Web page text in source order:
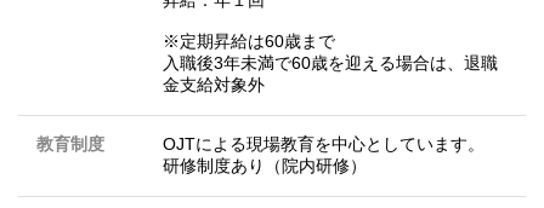
※定期昇給は60歳まで
入職後3年未満で60歳を迎える場合は、退職
金支給対象外
教育制度
OJTによる現場教育を中心としています。
研修制度あり（院内研修）